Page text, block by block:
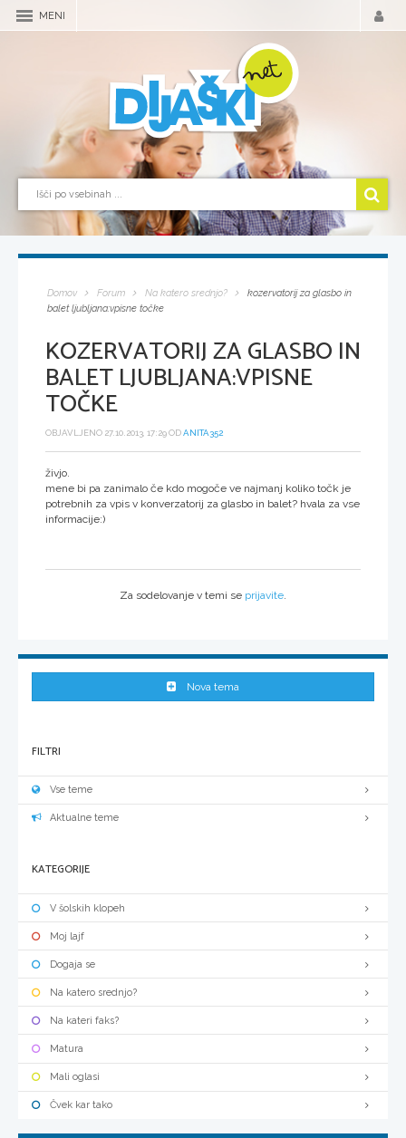
MENI
Domov Forum Na katero srednjo?
kozervatorij za glasbo in
balet ljubljana:vpisne točke
KOZERVATORIJ ZA GLASBO IN
BALET LJUBLJANA:VPISNE
TOČKE
OBJAVLJENO 27.10.2013, 17:29 ODANITA352
živjo.
mene bi pa zanimalo če kdo mogoče ve najmanj koliko točk je
potrebnih za vpis v konverzatorij za glasbo in balet? hvala za vse
informacije:)
Za sodelovanje v temi se prijavite
Nova tema
FILTRI
Vse teme
Aktualne teme
KATEGORIJE
V šolskih klopeh
Moj lajf
Dogaja se
Na katero srednjo?
Na kateri faks?
Matura
Mali oglasi
Čvek kar tako